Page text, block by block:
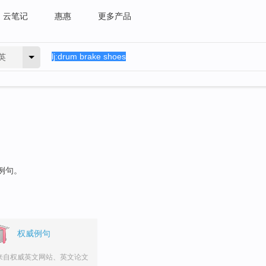
云笔记 惠惠 更多产品
句。
权威例句
自权威英文网站、英文论文